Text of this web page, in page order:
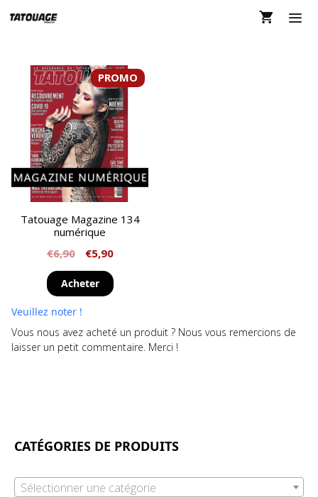
au
PROMO
Tatouage Magazine 134
numérique
€6,90 €5,90
Acheter
Veuillez noter !
Vous nous avez acheté un produit ? Nous vous remercions de
laisser un petit commentaire. Merci !
CATÉGORIES DE PRODUITS
Sélectionner une catégorie